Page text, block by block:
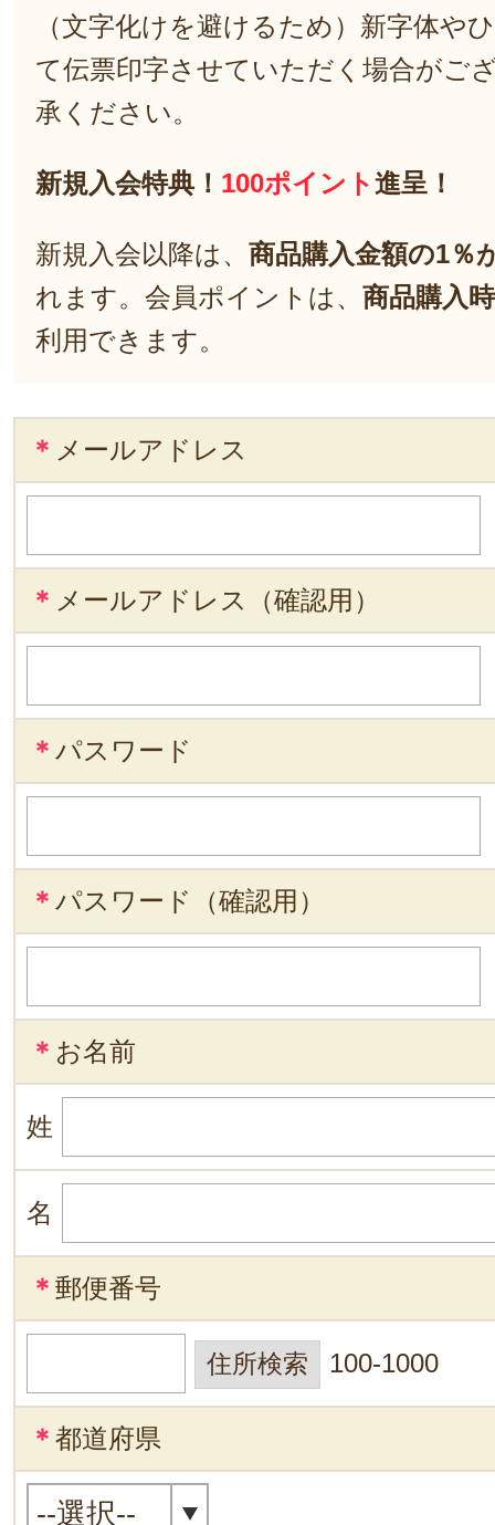
（文字化けを避けるため）新字体や
て伝票印字させていただく場合がご
承ください。
新規入会特典！ 100ポイント進呈！
新規入会以降は、 商品購入金額の1％
れます。会員ポイントは、 商品購入
利用できます。
＊ メールアドレス
＊ メールアドレス（確認用）
＊ パスワード
＊ パスワード（確認用）
＊ お名前
姓
名
＊ 郵便番号
100-1000
＊ 都道府県